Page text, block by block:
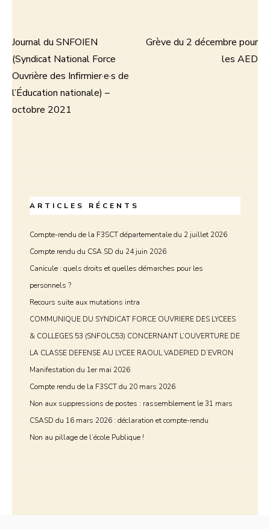
Navigation
de
l’article
Journal du SNFOIEN
(Syndicat National Force
Ouvrière des Infirmier·e·s de
l’Éducation nationale) –
octobre 2021
Grève du 2 décembre pour
les AED
ARTICLES RÉCENTS
Compte-rendu de la F3SCT départementale du 2 juillet 2026
Compte rendu du CSA SD du 24 juin 2026
Canicule : quels droits et quelles démarches pour les
personnels ?
Recours suite aux mutations intra
COMMUNIQUE DU SYNDICAT FORCE OUVRIERE DES LYCEES
& COLLEGES 53 (SNFOLC53) CONCERNANT L’OUVERTURE DE
LA CLASSE DEFENSE AU LYCEE RAOUL VADEPIED D’EVRON
Manifestation du 1er mai 2026
Compte rendu de la F3SCT du 20 mars 2026
Non aux suppressions de postes : rassemblement le 31 mars
CSASD du 16 mars 2026 : déclaration et compte-rendu
Non au pillage de l’école Publique !